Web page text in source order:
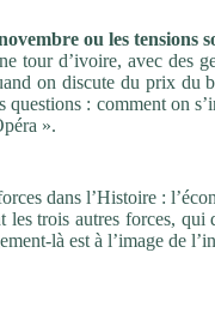
ou les tensions
tour d’ivoire, avec des
on discute du prix du
: comment on
».
dans l’Histoire :
trois autres forces,
là est à l’image de